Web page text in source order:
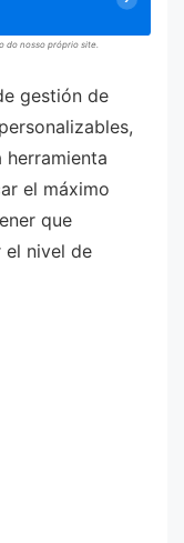
do nosso próprio site.
gestión de
el máximo
que
el nivel de